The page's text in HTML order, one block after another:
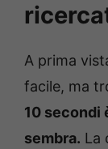
A prima
facile, ma
10 secondi
sembra. La